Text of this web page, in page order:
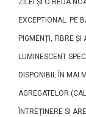
ZILEI ȘI O REDA
EXCEPTIONAL. PE
PIGMENȚI, FIBRE ȘI
LUMINESCENT
DISPONIBIL ÎN MAI
AGREGATELOR
ÎNTREȚINERE SI